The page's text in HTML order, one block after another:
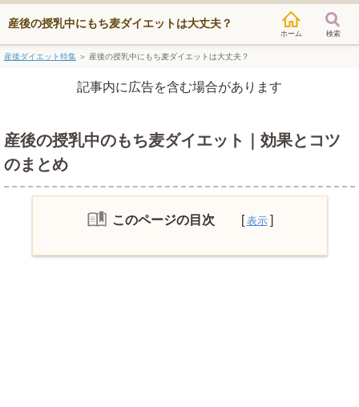
産後の授乳中にもち麦ダイエットは大丈夫？
検索
産後ダイエット特集 ＞ 産後の授乳中にもち麦ダイエットは大丈夫？
記事内に広告を含む場合があります
産後の授乳中のもち麦ダイエット｜効果とコツ
のまとめ
このページの目次
もち麦ってなに？